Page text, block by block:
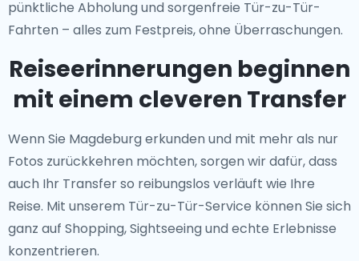
pünktliche Abholung und sorgenfreie Tür-zu-Tür-
Fahrten – alles zum Festpreis, ohne Überraschungen.
Reiseerinnerungen beginnen
mit einem cleveren Transfer
Wenn Sie Magdeburg erkunden und mit mehr als nur
Fotos zurückkehren möchten, sorgen wir dafür, dass
auch Ihr Transfer so reibungslos verläuft wie Ihre
Reise. Mit unserem Tür-zu-Tür-Service können Sie sich
ganz auf Shopping, Sightseeing und echte Erlebnisse
konzentrieren.